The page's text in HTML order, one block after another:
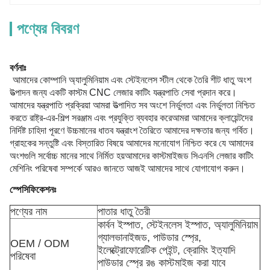
পণ্যের বিবরণ
বর্ণনাঃ
আমাদের কোম্পানি অ্যালুমিনিয়াম এবং স্টেইনলেস স্টীল থেকে তৈরি শীট ধাতু অংশ
উত্পাদন জন্য একটি কাস্টম CNC লেজার কাটিং যন্ত্রপাতি সেবা প্রদান করে।
আমাদের যন্ত্রপাতি প্রক্রিয়া আমরা উত্পাদিত সব অংশে নির্ভুলতা এবং নির্ভুলতা নিশ্চিত
করতে রাষ্ট্র-এর-শিল্প সরঞ্জাম এবং প্রযুক্তি ব্যবহার করেআমরা আমাদের ক্লায়েন্টদের
নির্দিষ্ট চাহিদা পূরণে উচ্চমানের ধাতব যন্ত্রাংশ তৈরিতে আমাদের দক্ষতার জন্য গর্বিত।
গ্রাহকের সন্তুষ্টি এবং বিস্তারিত বিষয়ে আমাদের মনোযোগ নিশ্চিত করে যে আমাদের
অংশগুলি সর্বোচ্চ মানের সাথে নির্মিত হয়আমাদের কাস্টমাইজড সিএনসি লেজার কাটিং
মেশিনিং পরিষেবা সম্পর্কে আরও জানতে আজই আমাদের সাথে যোগাযোগ করুন।
স্পেসিফিকেশনঃ
পণ্যের নাম পাতার ধাতু তৈরী
OEM / ODM
পরিষেবা
কার্বন ইস্পাত, স্টেইনলেস ইস্পাত, অ্যালুমিনিয়াম
গ্যালভানাইজড, পাউডার স্প্রে,
ইলেক্ট্রোফোরেটিক পেইন্ট, ক্রোমিং ইত্যাদি
পাউডার স্প্রে রঙ কাস্টমাইজ করা যাবে